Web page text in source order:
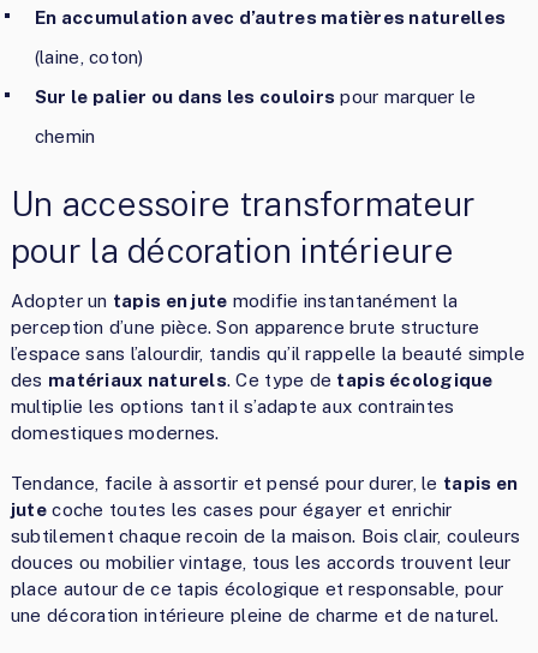
En accumulation avec d’autres matières naturelles
(laine, coton)
Sur le palier ou dans les couloirs pour marquer le
chemin
Un accessoire transformateur
pour la décoration intérieure
Adopter un tapis en jute modifie instantanément la
perception d’une pièce. Son apparence brute structure
l’espace sans l’alourdir, tandis qu’il rappelle la beauté simple
des matériaux naturels. Ce type de tapis écologique
multiplie les options tant il s’adapte aux contraintes
domestiques modernes.
Tendance, facile à assortir et pensé pour durer, le tapis en
jute coche toutes les cases pour égayer et enrichir
subtilement chaque recoin de la maison. Bois clair, couleurs
douces ou mobilier vintage, tous les accords trouvent leur
place autour de ce tapis écologique et responsable, pour
une décoration intérieure pleine de charme et de naturel.